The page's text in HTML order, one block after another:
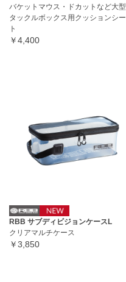
バケットマウス・ドカットなど大型
タックルボックス用クッションシー
ト
￥4,400
RBB サブディビジョンケースL
クリアマルチケース
￥3,850